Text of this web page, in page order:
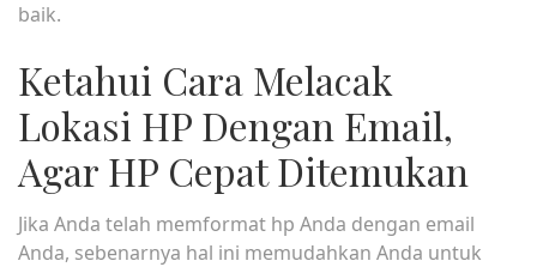
baik.
Ketahui Cara Melacak
Lokasi HP Dengan Email,
Agar HP Cepat Ditemukan
Jika Anda telah memformat hp Anda dengan email
Anda, sebenarnya hal ini memudahkan Anda untuk